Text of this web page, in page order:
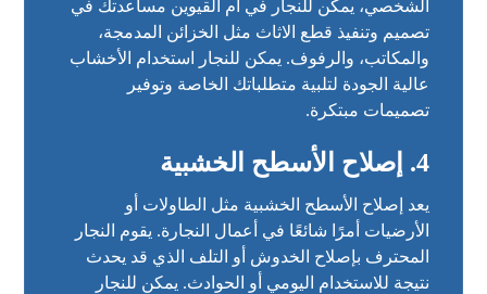
الشخصي، يمكن للنجار في أم القيوين مساعدتك في
تصميم وتنفيذ قطع الاثاث مثل الخزائن المدمجة،
والمكاتب، والرفوف. يمكن للنجار استخدام الأخشاب
عالية الجودة لتلبية متطلباتك الخاصة وتوفير
تصميمات مبتكرة.
4. إصلاح الأسطح الخشبية
يعد إصلاح الأسطح الخشبية مثل الطاولات أو
الأرضيات أمرًا شائعًا في أعمال النجارة. يقوم النجار
المحترف بإصلاح الخدوش أو التلف الذي قد يحدث
نتيجة للاستخدام اليومي أو الحوادث. يمكن للنجار